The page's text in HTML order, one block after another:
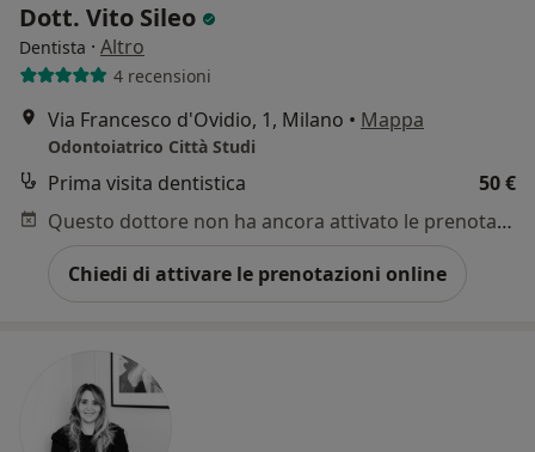
Dott. Vito Sileo
Dentista · Altro
4 recensioni
Via Francesco d'Ovidio, 1, Milano • Mappa
Odontoiatrico Città Studi
Prima visita dentistica
50 €
Questo dottore non ha ancora attivato le prenotazioni online presso questo indirizzo.
Chiedi di attivare le prenotazioni online